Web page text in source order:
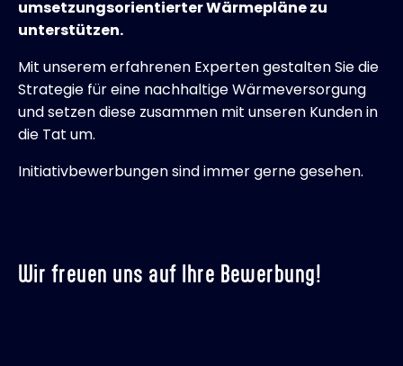
umsetzungsorientierter Wärmepläne zu
unterstützen.
Mit unserem erfahrenen Experten gestalten Sie die
Strategie für eine nachhaltige Wärmeversorgung
und setzen diese zusammen mit unseren Kunden in
die Tat um.
Initiativbewerbungen sind immer gerne gesehen.
Wir freuen uns auf Ihre Bewerbung!